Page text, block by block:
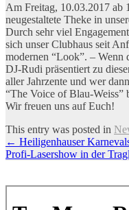
Am Freitag, 10.03.2017 ab
neugestaltete Theke in
Durch sehr viel
sich unser Clubhaus seit
modernen “Look”. – Wenn
DJ-Rudi präsentiert zu
aller Jahrzente und wer
“The Voice of Blau-Weiss”
Wir freuen uns auf Euch!
This entry was posted in
Artikel-
Navigation
← Heiligenhauser
Profi-Lasershow in der